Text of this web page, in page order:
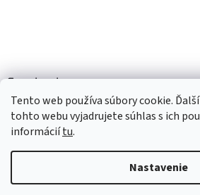
Tento web používa súbory cookie.
tohto webu vyjadrujete súhlas s ich
informáciítu.
Nastavenie
Facebook
Vytvoril